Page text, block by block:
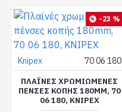
-23 %
Knipex 70 06 180
ΠΛΑΪΝΈΣ ΧΡΩΜΙΩΜΈΝΕΣ
ΠΈΝΣΕΣ ΚΟΠΉΣ 180MM, 70
06 180, KNIPEX